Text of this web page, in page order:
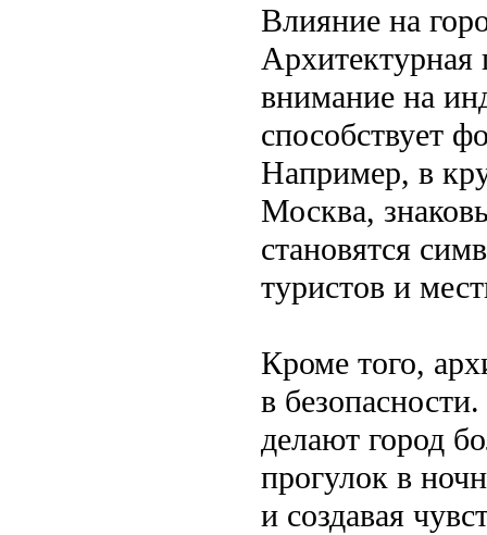
Влияние на
Архитектурная
внимание на
способствует
Например, в
Москва,
становятся
туристов и
Кроме того,
в
делают город
прогулок в
и создавая